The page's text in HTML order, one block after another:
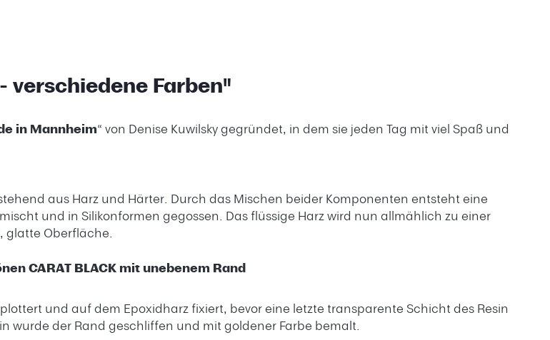
verschiedene Farben"
in Mannheim“ von Denise Kuwilsky gegründet, in dem sie jeden Tag mit viel Spaß und
aus Harz und Härter. Durch das Mischen beider Komponenten entsteht eine
und in Silikonformen gegossen. Das flüssige Harz wird nun allmählich zu einer
glatte Oberfläche.
CARAT BLACK mit unebenem Rand
und auf dem Epoxidharz fixiert, bevor eine letzte transparente Schicht des Resin
wurde der Rand geschliffen und mit goldener Farbe bemalt.